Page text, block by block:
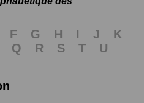
F G H I J
K
Q R S T
U